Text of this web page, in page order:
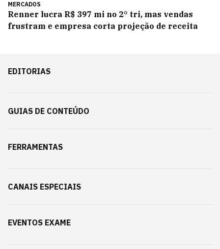
MERCADOS
Renner lucra R$ 397 mi no 2° tri, mas vendas
frustram e empresa corta projeção de receita
EDITORIAS
GUIAS DE CONTEÚDO
FERRAMENTAS
CANAIS ESPECIAIS
EVENTOS EXAME